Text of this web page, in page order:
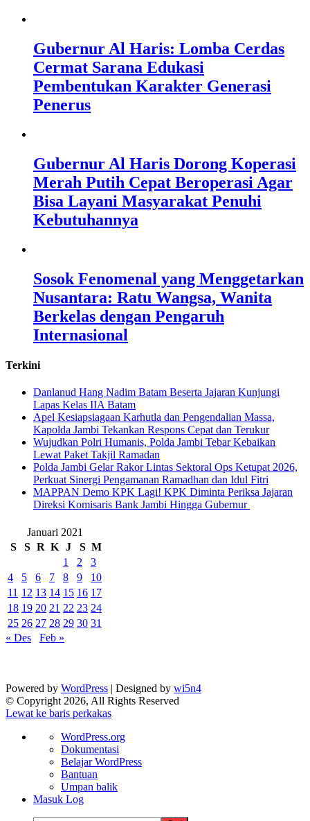
Gubernur Al Haris: Lomba Cerdas
Cermat Sarana Edukasi
Pembentukan Karakter Generasi
Penerus
Gubernur Al Haris Dorong Koperasi
Merah Putih Cepat Beroperasi Agar
Bisa Layani Masyarakat Penuhi
Kebutuhannya
Sosok Fenomenal yang Menggetarkan
Nusantara: Ratu Wangsa, Wanita
Berkelas dengan Pengaruh
Internasional
Terkini
Danlanud Hang Nadim Batam Beserta Jajaran Kunjungi
Lapas Kelas IIA Batam
Apel Kesiapsiagaan Karhutla dan Pengendalian Massa,
Kapolda Jambi Tekankan Respons Cepat dan Terukur
Wujudkan Polri Humanis, Polda Jambi Tebar Kebaikan
Lewat Paket Takjil Ramadan
Polda Jambi Gelar Rakor Lintas Sektoral Ops Ketupat 2026,
Perkuat Sinergi Pengamanan Ramadhan dan Idul Fitri
‎MAPPAN Demo KPK Lagi! KPK Diminta Periksa Jajaran
Direksi Komisaris Bank Jambi Hingga Gubernur ‎
Januari 2021
S
S R K J S M
1
2
3
4
5 6 7 8 9
10
11 12 13 14 15 16 17
18 19 20 21 22 23 24
25 26 27 28 29 30 31
« Des
Feb »
Powered by WordPress | Designed by wi5n4
© Copyright 2026, All Rights Reserved
Lewat ke baris perkakas
Tentang
WordPress
WordPress.org
Dokumentasi
Belajar WordPress
Bantuan
Umpan balik
Masuk Log